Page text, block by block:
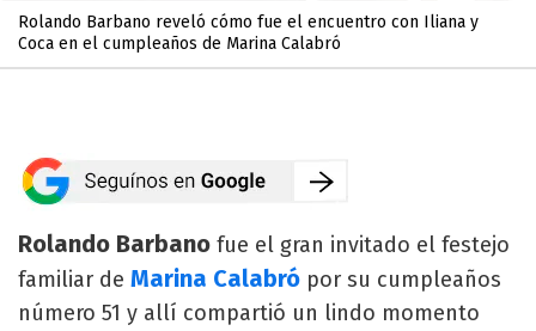
Rolando Barbano reveló cómo fue el encuentro con Iliana y
Coca en el cumpleaños de Marina Calabró
Rolando Barbano fue el gran invitado el festejo
familiar de Marina Calabró por su cumpleaños
número 51 y allí compartió un lindo momento